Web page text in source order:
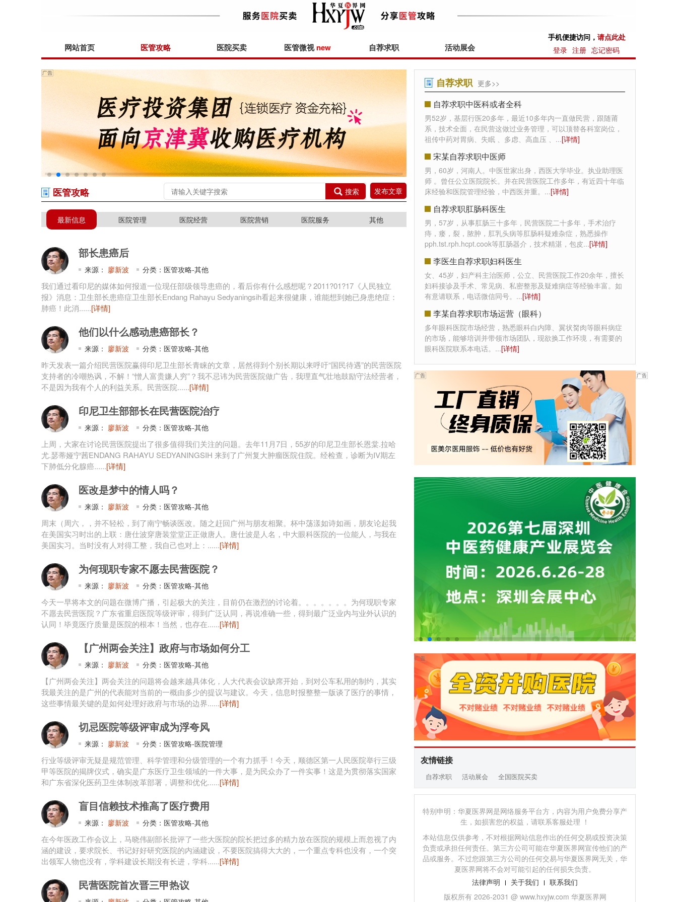
网站首页 医管攻略 医院买卖 医管微视new 自荐求职 活动展会
手机便捷访问， 请点此处
登录 注册 忘记密码
医管攻略 发布文章
搜索
最新信息 医院管理 医院经营 医院营销 医院服务 其他
部长患癌后
来源： 廖新波 分类：医管攻略-其他
我们通过看印尼的媒体如何报道一位现任部级领导患癌的，看后你有什么感想呢？2011?01?17《人民独立
报》消息：卫生部长患癌症卫生部长Endang Rahayu Sedyaningsih看起来很健康，谁能想到她已身患绝症：
肺癌！此消......[详情]
他们以什么感动患癌部长？
来源： 廖新波 分类：医管攻略-其他
昨天发表一篇介绍民营医院赢得印尼卫生部长青睐的文章，居然得到个别长期以来呼吁“国民待遇”的民营医院
支持者的冷嘲热讽，不解！“憎人富贵嫌人穷”？我不忌讳为民营医院做广告，我理直气壮地鼓励守法经营者，
不是因为我有个人的利益关系。民营医院......[详情]
印尼卫生部部长在民营医院治疗
来源： 廖新波 分类：医管攻略-其他
上周，大家在讨论民营医院提出了很多值得我们关注的问题。去年11月7日，55岁的印尼卫生部长恩棠.拉哈
尤.瑟蒂娅宁茜ENDANG RAHAYU SEDYANINGSIH 来到了广州复大肿瘤医院住院。经检查，诊断为IV期左
下肺低分化腺癌......[详情]
医改是梦中的情人吗？
来源： 廖新波 分类：医管攻略-其他
周末（周六，，并不轻松，到了南宁畅谈医改。随之赶回广州与朋友相聚。杯中荡漾如诗如画，朋友论起我
在美国实习时出的上联：唐仕波穿唐装堂堂正正做唐人。唐仕波是人名，中大眼科医院的一位能人，与我在
美国实习。当时没有人对得工整，我自己也对上：......[详情]
为何现职专家不愿去民营医院？
来源： 廖新波 分类：医管攻略-其他
今天一早将本文的问题在微博广播，引起极大的关注，目前仍在激烈的讨论着。。。。。。。为何现职专家
不愿去民营医院？广东省重启医院等级评审，得到广泛认同，再说准确一些，得到最广泛业内与业外认识的
认同！毕竟医疗质量是医院的根本！当然，也存在......[详情]
【广州两会关注】政府与市场如何分工
来源： 廖新波 分类：医管攻略-其他
【广州两会关注】两会关注的问题将会越来越具体化，人大代表会议缺席开始，到对公车私用的制约，其实
我最关注的是广州的代表能对当前的一概由多少的提议与建议。今天，信息时报整整一版谈了医疗的事情，
这些事情最关键的是如何处理好政府与市场的边界......[详情]
切忌医院等级评审成为浮夸风
来源： 廖新波 分类：医管攻略-医院管理
行业等级评审无疑是规范管理、科学管理和分级管理的一个有力抓手！今天，顺德区第一人民医院举行三级
甲等医院的揭牌仪式，确实是广东医疗卫生领域的一件大事，是为民众办了一件实事！这是为贯彻落实国家
和广东省深化医药卫生体制改革部署，调整和优化......[详情]
盲目信赖技术推高了医疗费用
来源： 廖新波 分类：医管攻略-其他
在今年医政工作会议上，马晓伟副部长批评了一些大医院的院长把过多的精力放在医院的规模上而忽视了内
涵的建设，要求院长、书记好好研究医院的内涵建设，不要医院搞得大大的，一个重点专科也没有，一个突
出领军人物也没有，学科建设长期没有长进，学科......[详情]
民营医院首次晋三甲热议
自荐求职 更多>>
自荐求职中医科或者全科
男52岁，基层行医20多年，最近10多年内一直做民营，跟随莆
系，技术全面，在民营这做过业务管理，可以顶替各科室岗位，
祖传中药对胃病、失眠 、多虑、高血压 、 ...[详情]
宋某自荐求职中医师
男，60岁，河南人。中医世家出身，西医大学毕业。执业助理医
师 。曾任公立医院院长。并在民营医院工作多年，有近四十年临
床经验和医院管理经验，中西医并重。 ...[详情]
自荐求职肛肠科医生
男，57岁，从事肛肠三十多年，民营医院二十多年，手术治疗
痔，瘘，裂，脓肿，肛乳头病等肛肠科疑难杂症，熟悉操作
pph.tst.rph.hcpt.cook等肛肠器介，技术精湛，包皮...[详情]
李医生自荐求职妇科医生
女、45岁，妇产科主治医师，公立、民营医院工作20余年，擅长
妇科接诊及手术、常见病、私密整形及疑难病症等经验丰富。如
有意请联系，电话微信同号。 ...[详情]
李某自荐求职市场运营（眼科）
多年眼科医院市场经营，熟悉眼科白内障、翼状胬肉等眼科病症
的市场，能够培训并带领市场团队，现欲换工作环境，有需要的
眼科医院联系本电话。 ...[详情]
友情链接
自荐求职 活动展会 全国医院买卖
特别申明：华夏医界网是网络服务平台方，内容为用户免费分享产
生，如损害您的权益，请联系客服处理 ！
本站信息仅供参考，不对根据网站信息作出的任何交易或投资决策
负责或承担任何责任。第三方公司可能在华夏医界网宣传他们的产
品或服务。不过您跟第三方公司的任何交易与华夏医界网无关，华
夏医界网将不会对可能引起的任何损失负责。
法律声明
关于我们
联系我们
版权所有 2026-2031 @ www.hxyjw.com 华夏医界网